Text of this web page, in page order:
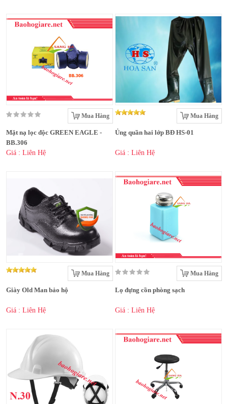
Mua Hàng
Mặt nạ lọc độc GREEN EAGLE -
BB.306
Giá : Liên Hệ
Mua Hàng
Ủng quần hai lớp BĐ HS-01
Giá : Liên Hệ
Mua Hàng
Giày Old Man bảo hộ
Giá : Liên Hệ
Mua Hàng
Lọ đựng cồn phòng sạch
Giá : Liên Hệ